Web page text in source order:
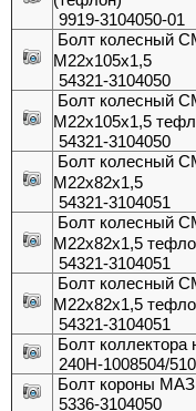
9919-3104050-01
Болт колесный
М22x105x1,5
54321-3104050
Болт колесный
М22х105х1,5
54321-3104050
Болт колесный
М22х82х1,5
54321-3104051
Болт колесный
М22х82х1,5
54321-3104051
Болт колесный
М22х82х1,5
54321-3104051
Болт
240Н-1008504/510
Болт короны
5336-3104050